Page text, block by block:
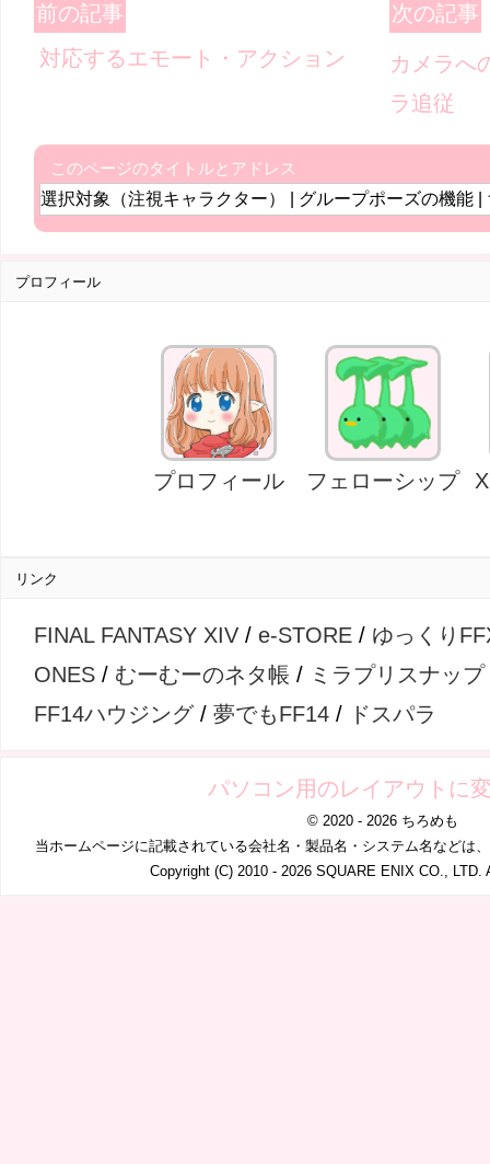
前の記事
対応するエモート・アクション
次の記事
カメラへ
ラ追従
このページのタイトルとアドレス
プロフィール
プロフィール フェローシップ
リンク
FINAL FANTASY XIV / e-STORE / ゆっくり
ONES / むーむーのネタ帳 / ミラプリスナップ
FF14ハウジング/ 夢でもFF14 / ドスパラ
パソコン用のレイアウトに
© 2020 - 2026 ちろめも
当ホームページに記載されている会社名・製品名・システム名などは
Copyright (C) 2010 - 2026 SQUARE ENIX CO., LTD.